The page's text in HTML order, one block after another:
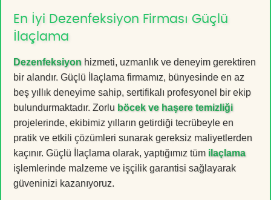
En İyi Dezenfeksiyon Firması Güçlü
İlaçlama
Dezenfeksiyon hizmeti, uzmanlık ve deneyim gerektiren
bir alandır. Güçlü İlaçlama firmamız, bünyesinde en az
beş yıllık deneyime sahip, sertifikalı profesyonel bir ekip
bulundurmaktadır. Zorlu böcek ve haşere temizliği
projelerinde, ekibimiz yılların getirdiği tecrübeyle en
pratik ve etkili çözümleri sunarak gereksiz maliyetlerden
kaçınır. Güçlü İlaçlama olarak, yaptığımız tüm ilaçlama
işlemlerinde malzeme ve işçilik garantisi sağlayarak
güveninizi kazanıyoruz.